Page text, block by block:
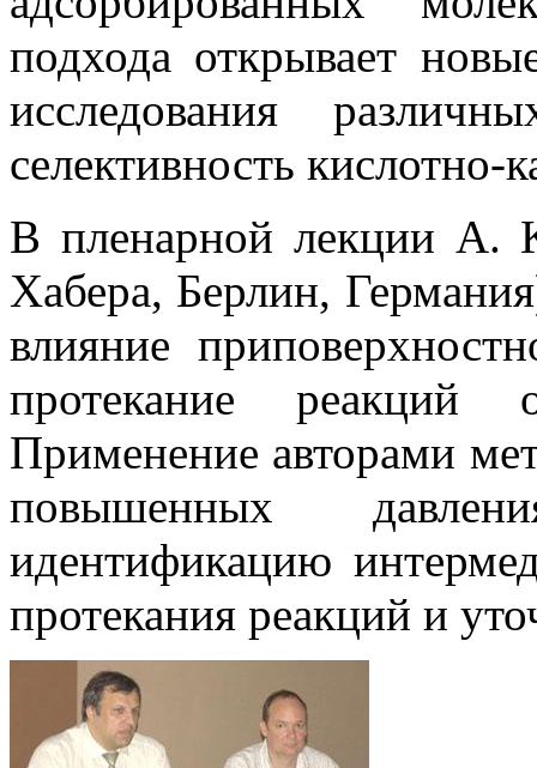
подхода открывает
исследования
селективность кислотно-
В пленарной лекции A.
Хабера, Берлин,
влияние
протекание реакций
Применение авторами
повышенных
идентификацию
протекания реакций и